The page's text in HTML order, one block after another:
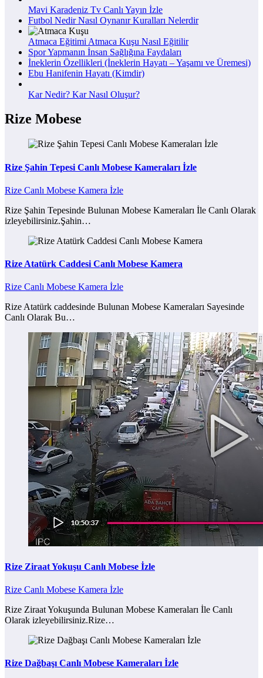
Mavi Karadeniz Tv Canlı Yayın İzle
Futbol Nedir Nasıl Oynanır Kuralları Nelerdir
Atmaca Eğitimi Atmaca Kuşu Nasıl Eğitilir
Spor Yapmanın İnsan Sağlığına Faydaları
İneklerin Özellikleri (İneklerin Hayatı – Yaşamı ve Üremesi)
Ebu Hanifenin Hayatı (Kimdir)
Kar Nedir? Kar Nasıl Oluşur?
Rize Mobese
Rize Şahin Tepesi Canlı Mobese Kameraları İzle
Rize Canlı Mobese Kamera İzle
Rize Şahin Tepesinde Bulunan Mobese Kameraları İle Canlı Olarak
izleyebilirsiniz.Şahin…
Rize Atatürk Caddesi Canlı Mobese Kamera
Rize Canlı Mobese Kamera İzle
Rize Atatürk caddesinde Bulunan Mobese Kameraları Sayesinde
Canlı Olarak Bu…
Rize Ziraat Yokuşu Canlı Mobese İzle
Rize Canlı Mobese Kamera İzle
Rize Ziraat Yokuşunda Bulunan Mobese Kameraları İle Canlı
Olarak izleyebilirsiniz.Rize…
Rize Dağbaşı Canlı Mobese Kameraları İzle